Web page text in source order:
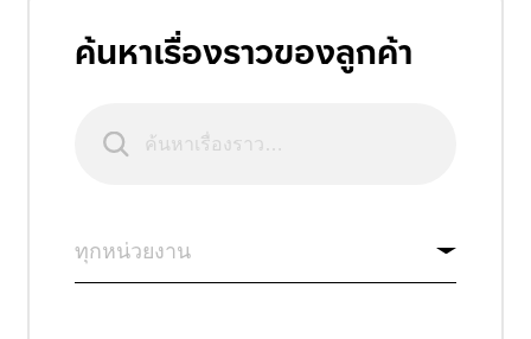
ราคา
ค้นหาเรื่องราวของลูกค้า